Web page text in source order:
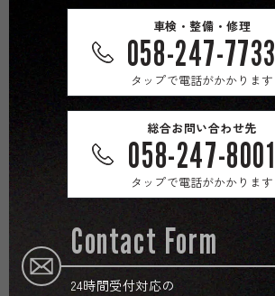
車検・整備・修理
058-247-7733
タップで電話がかかります
総合お問い合わせ先
058-247-8001
タップで電話がかかります
Contact Form
24時間受付対応の